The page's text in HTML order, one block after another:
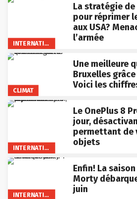
INTERNATIONAL
La stratégie de
pour réprimer
aux USA?
l’armée
CLIMAT
Une meilleure
Bruxelles
Voici les
INTERNATIONAL
Le OnePlus 8
jour,
permettant de
objets
INTERNATIONAL
Enfin! La
Morty
juin